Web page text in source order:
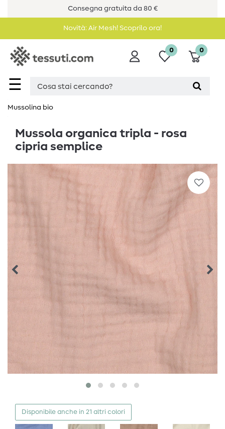
Consegna gratuita da 80 €
Novità: Air Mesh! Scoprilo ora!
☰
0 0
Mussolina bio
Mussola organica tripla - rosa
cipria semplice
Disponibile anche in 21 altri colori